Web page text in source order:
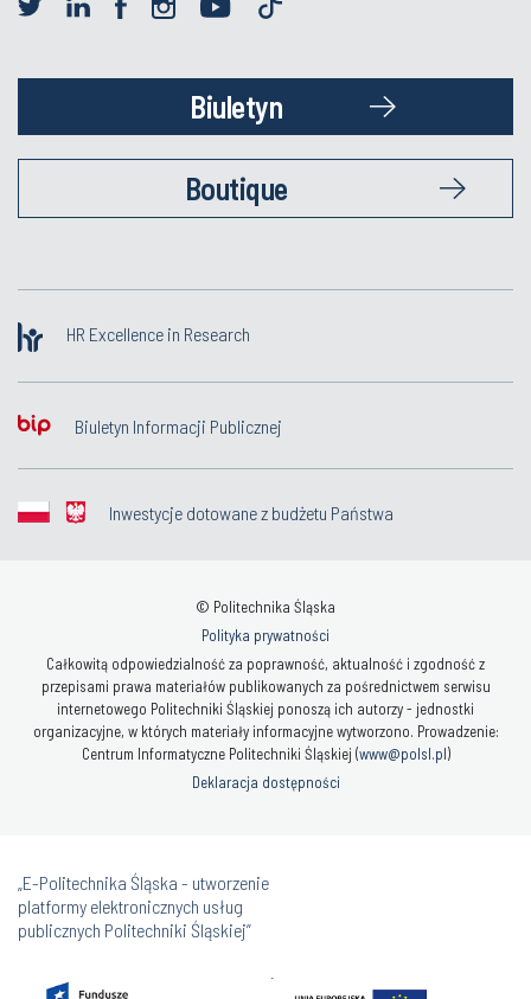
Biuletyn
Boutique
HR Excellence in Research
Biuletyn Informacji Publicznej
Inwestycje dotowane z budżetu Państwa
© Politechnika Śląska
Polityka prywatności
Całkowitą odpowiedzialność za poprawność, aktualność i zgodność z
przepisami prawa materiałów publikowanych za pośrednictwem serwisu
internetowego Politechniki Śląskiej ponoszą ich autorzy - jednostki
organizacyjne, w których materiały informacyjne wytworzono. Prowadzenie:
Centrum Informatyczne Politechniki Śląskiej (www@polsl.pl)
Deklaracja dostępności
„E-Politechnika Śląska - utworzenie
platformy elektronicznych usług
publicznych Politechniki Śląskiej”